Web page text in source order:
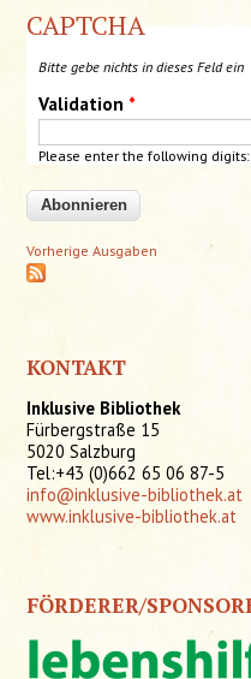
CAPTCHA
Bitte gebe nichts in dieses Feld ein
Validation *
Please enter the following
Vorherige Ausgaben
KONTAKT
Inklusive Bibliothek
Fürbergstraße 15
5020 Salzburg
Tel:+43 (0)662 65 06 87-5
info@inklusive-bibliothek.at
www.inklusive-bibliothek.at
FÖRDERER/